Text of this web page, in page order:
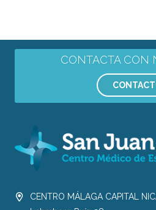
CONTACTA CON
CENTRO MÁLAGA CAPITAL